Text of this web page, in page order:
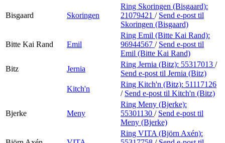
Bisgaard Skoringen
Ring Skoringen (Bisgaard):
21079421 / Send e-post til
Skoringen (Bisgaard)
Bitte Kai Rand Emil
Ring Emil (Bitte Kai Rand):
96944567 / Send e-post til
Emil (Bitte Kai Rand)
Bitz
Jernia
Ring Jernia (Bitz): 55317013 /
Send e-post til Jernia (Bitz)
Kitch'n
Ring Kitch'n (Bitz): 51117126
/ Send e-post til Kitch'n (Bitz)
Bjerke Meny
Ring Meny (Bjerke):
55301130 / Send e-post til
Meny (Bjerke)
Ring VITA (Björn Axén):